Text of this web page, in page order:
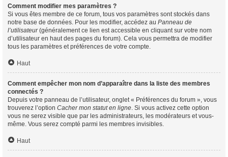
Comment modifier mes paramètres ?
Si vous êtes membre de ce forum, tous vos paramètres sont stockés dans
notre base de données. Pour les modifier, accédez au Panneau de
l’utilisateur(généralement ce lien est accessible en cliquant sur votre nom
d’utilisateur en haut des pages du forum). Cela vous permettra de modifier
tous les paramètres et préférences de votre compte.
Haut
Comment empêcher mon nom d’apparaître dans la liste des membres
connectés ?
Depuis votre panneau de l’utilisateur, onglet « Préférences du forum », vous
trouverez l’option Cacher mon statut en ligne. Si vous activez cette option
vous ne serez visible que par les administrateurs, les modérateurs et vous-
même. Vous serez compté parmi les membres invisibles.
Haut